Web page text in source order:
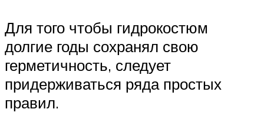
Для того чтобы гидрокостюм
долгие годы сохранял свою
герметичность, следует
придерживаться ряда простых
правил.